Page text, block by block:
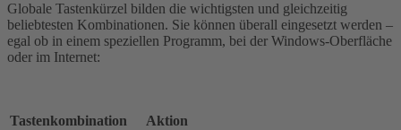
Globale Tastenkürzel bilden die wichtigsten und gleichzeitig
beliebtesten Kombinationen. Sie können überall eingesetzt werden –
egal ob in einem speziellen Programm, bei der Windows-Oberfläche
oder im Internet:
Tastenkombination Aktion